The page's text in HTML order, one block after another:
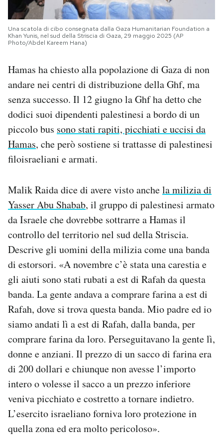
Una scatola di cibo consegnata dalla Gaza Humanitarian Foundation a
Khan Yunis, nel sud della Striscia di Gaza, 29 maggio 2025 (AP
Photo/Abdel Kareem Hana)
Hamas ha chiesto alla popolazione di Gaza di non
andare nei centri di distribuzione della Ghf, ma
senza successo. Il 12 giugno la Ghf ha detto che
dodici suoi dipendenti palestinesi a bordo di un
piccolo bus sono stati rapiti, picchiati e uccisi da
Hamas, che però sostiene si trattasse di palestinesi
filoisraeliani e armati.
Malik Raida dice di avere visto anchela milizia di
Yasser Abu Shabab, il gruppo di palestinesi armato
da Israele che dovrebbe sottrarre a Hamas il
controllo del territorio nel sud della Striscia.
Descrive gli uomini della milizia come una banda
di estorsori. «A novembre c’è stata una carestia e
gli aiuti sono stati rubati a est di Rafah da questa
banda. La gente andava a comprare farina a est di
Rafah, dove si trova questa banda. Mio padre ed io
siamo andati lì a est di Rafah, dalla banda, per
comprare farina da loro. Perseguitavano la gente lì,
donne e anziani. Il prezzo di un sacco di farina era
di 200 dollari e chiunque non avesse l’importo
intero o volesse il sacco a un prezzo inferiore
veniva picchiato e costretto a tornare indietro.
L’esercito israeliano forniva loro protezione in
quella zona ed era molto pericoloso».